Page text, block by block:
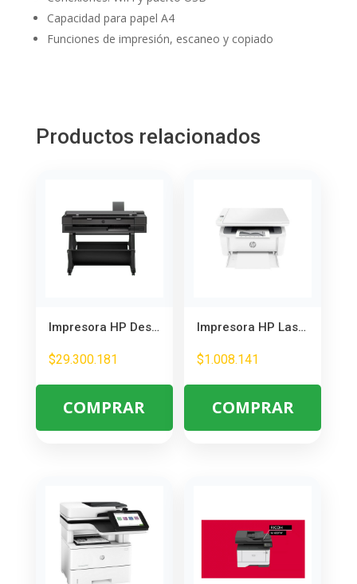
Capacidad para papel A4
Funciones de impresión, escaneo y copiado
Productos relacionados
Impresora HP DesignJet T850 36 pulgadas – Multifuncional para Planos y Gráficos
$29.300.181
COMPRAR
Impresora HP LaserJet M141w Multifunción Láser – Compacta y con WiFi
$1.008.141
COMPRAR